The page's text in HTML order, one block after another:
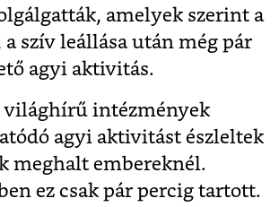
amelyek szerint a
szív leállása után még pár
agyi aktivitás.
világhírű intézmények
agyi aktivitást észleltek
meghalt embereknél.
ez csak pár percig tartott.